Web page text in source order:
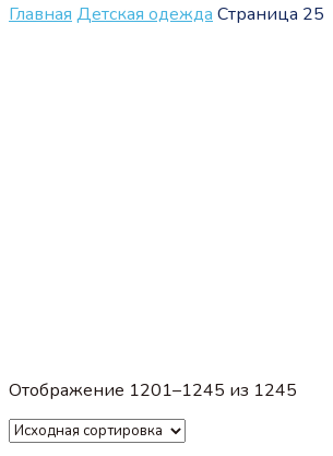
Главная Детская одежда Страница 25
Отображение 1201–1245 из 1245